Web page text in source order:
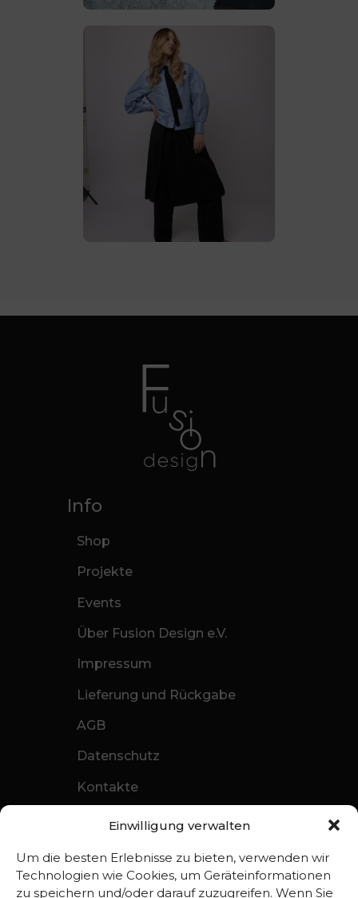
Einwilligung verwalten
Um die besten Erlebnisse zu bieten, verwenden wir
Technologien wie Cookies, um Geräteinformationen
zu speichern und/oder darauf zuzugreifen. Wenn Sie
Anzugshose Set
Info
Shop
Projekte
Events
Über Fusion Design e.V.
Impressum
Lieferung und Rückgabe
AGB
Datenschutz
Kontakte
Kontakte